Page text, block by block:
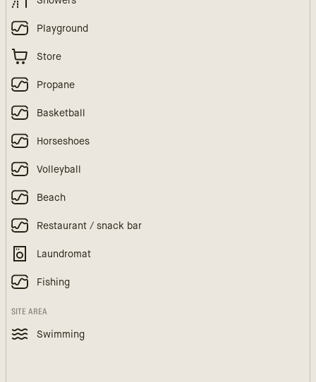
Playground
Store
Propane
Basketball
Horseshoes
Volleyball
Beach
Restaurant / snack bar
Laundromat
Fishing
SITE AREA
Swimming